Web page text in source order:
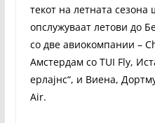
текот на летната
опслужуваат летови до
со две авиокомпании –
Амстердам со TUI Fly,
ерлајнс“, и Виена,
Air.